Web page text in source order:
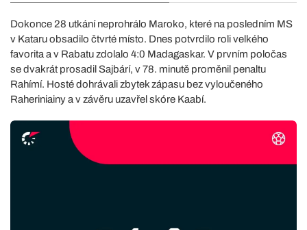
Dokonce 28 utkání neprohrálo Maroko, které na posledním MS
v Kataru obsadilo čtvrté místo. Dnes potvrdilo roli velkého
favorita a v Rabatu zdolalo 4:0 Madagaskar. V prvním poločas
se dvakrát prosadil Sajbárí, v 78. minutě proměnil penaltu
Rahímí. Hosté dohrávali zbytek zápasu bez vyloučeného
Raheriniainy a v závěru uzavřel skóre Kaabí.